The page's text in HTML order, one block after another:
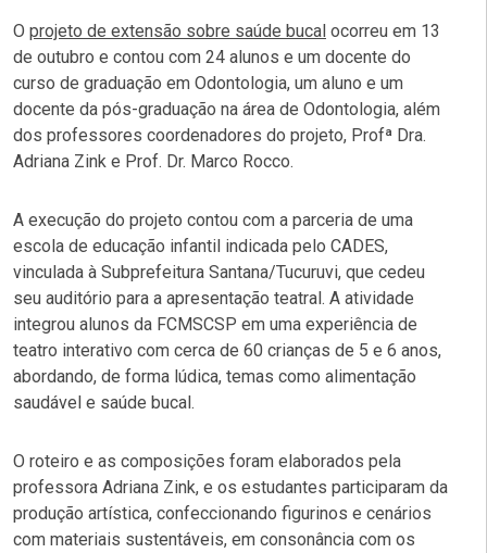
O projeto de extensão sobre saúde bucal ocorreu em 13
de outubro e contou com 24 alunos e um docente do
curso de graduação em Odontologia, um aluno e um
docente da pós-graduação na área de Odontologia, além
dos professores coordenadores do projeto, Profª Dra.
Adriana Zink e Prof. Dr. Marco Rocco.
A execução do projeto contou com a parceria de uma
escola de educação infantil indicada pelo CADES,
vinculada à Subprefeitura Santana/Tucuruvi, que cedeu
seu auditório para a apresentação teatral. A atividade
integrou alunos da FCMSCSP em uma experiência de
teatro interativo com cerca de 60 crianças de 5 e 6 anos,
abordando, de forma lúdica, temas como alimentação
saudável e saúde bucal.
O roteiro e as composições foram elaborados pela
professora Adriana Zink, e os estudantes participaram da
produção artística, confeccionando figurinos e cenários
com materiais sustentáveis, em consonância com os